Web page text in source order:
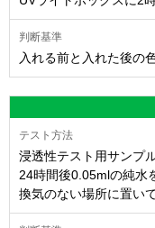
入れる前と入れた後の
浸透性テスト用サンプ
24時間後0.05mlの純水
換気のない場所に置い